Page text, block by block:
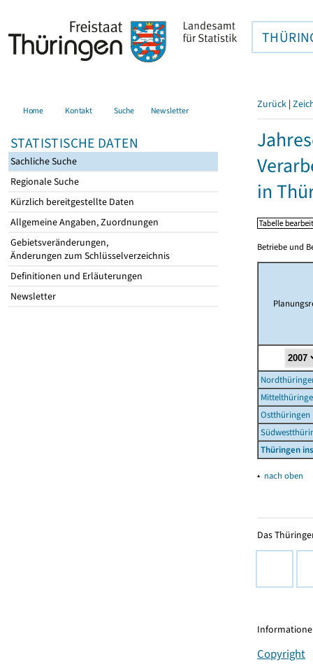
Home Kontakt Suche Newsletter
STATISTISCHE DATEN
Sachliche Suche
Regionale Suche
Kürzlich bereitgestellte Daten
Allgemeine Angaben, Zuordnungen
Gebietsveränderungen,
Änderungen zum Schlüsselverzeichnis
Definitionen und Erläuterungen
Newsletter
Zurück |
in
Betriebe und
Ostthüringen
Thüringen
▴ nach oben
Das
Copyright